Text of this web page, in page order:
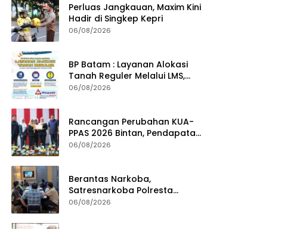
Perluas Jangkauan, Maxim Kini
Hadir di Singkep Kepri
06/08/2026
BP Batam : Layanan Alokasi
Tanah Reguler Melalui LMS,
Waspadai Penipuan Atasnama
06/08/2026
Rancangan Perubahan KUA-
PPAS 2026 Bintan, Pendapatan
Transfer Pusat Diproyeksi Naik
06/08/2026
Berantas Narkoba,
Satresnarkoba Polresta
Tanjungpinang Perkuat Sinergi
06/08/2026